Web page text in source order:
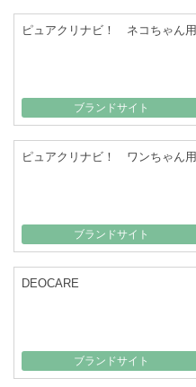
ピュアクリナビ！ ネコちゃん用
ブランドサイト
ピュアクリナビ！ ワンちゃん用
ブランドサイト
DEOCARE
ブランドサイト